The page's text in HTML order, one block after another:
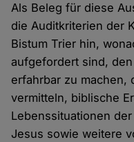
Als Beleg für diese
die Auditkriterien der
Bistum Trier hin,
aufgefordert sind,
erfahrbar zu machen,
vermitteln, biblische
Lebenssituationen
Jesus sowie weitere